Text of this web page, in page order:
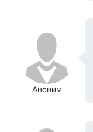
Аноним